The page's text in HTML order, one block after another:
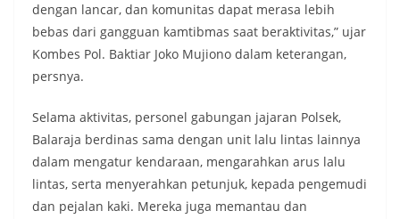
dengan lancar, dan komunitas dapat merasa lebih
bebas dari gangguan kamtibmas saat beraktivitas,” ujar
Kombes Pol. Baktiar Joko Mujiono dalam keterangan,
persnya.
Selama aktivitas, personel gabungan jajaran Polsek,
Balaraja berdinas sama dengan unit lalu lintas lainnya
dalam mengatur kendaraan, mengarahkan arus lalu
lintas, serta menyerahkan petunjuk, kepada pengemudi
dan pejalan kaki. Mereka juga memantau dan